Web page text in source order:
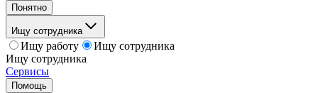
Понятно
Ищу сотрудника
Ищу работу
Ищу сотрудника
Ищу сотрудника
Сервисы
Помощь